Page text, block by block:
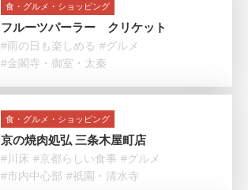
食・グルメ・ショッピング
フルーツパーラー クリケット
#雨の日も楽しめる #グルメ
#金閣寺・御室・太秦
食・グルメ・ショッピング
京の焼肉処弘 三条木屋町店
#川床 #京都らしい食事 #グルメ
#市内中心部 #祇園・清水寺